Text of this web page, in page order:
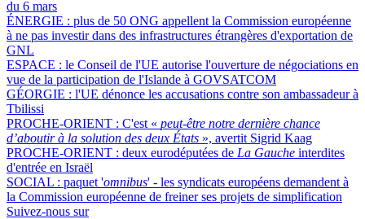
du 6 mars
ÉNERGIE : plus de 50 ONG appellent la Commission européenne
à ne pas investir dans des infrastructures étrangères d'exportation de
GNL
ESPACE : le Conseil de l'UE autorise l'ouverture de négociations en
vue de la participation de l'Islande à GOVSATCOM
GÉORGIE : l'UE dénonce les accusations contre son ambassadeur à
Tbilissi
PROCHE-ORIENT : C'est « peut-être notre dernière chance
d’aboutir à la solution des deux États », avertit Sigrid Kaag
PROCHE-ORIENT : deux eurodéputées de La Gauche interdites
d'entrée en Israël
SOCIAL : paquet 'omnibus' - les syndicats européens demandent à
la Commission européenne de freiner ses projets de simplification
Suivez-nous sur